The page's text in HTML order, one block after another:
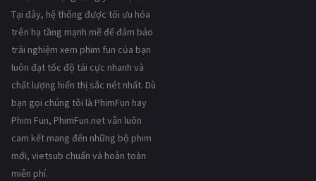
Tại đây, hệ thống được tối ưu hóa
trên hạ tầng mạnh mẽ để đảm bảo
trải nghiệm xem phim fun của bạn
luôn đạt tốc độ tải cực nhanh và
chất lượng hiển thị sắc nét nhất. Dù
bạn gọi chúng tôi là PhimFun hay
Phim Fun, PhimFun.net vẫn luôn
cam kết mang đến những bộ phim
mới, vietsub chuẩn và hoàn toàn
miễn phí.